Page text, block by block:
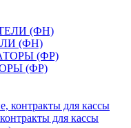
(ФН)
(ФР)
для кассы